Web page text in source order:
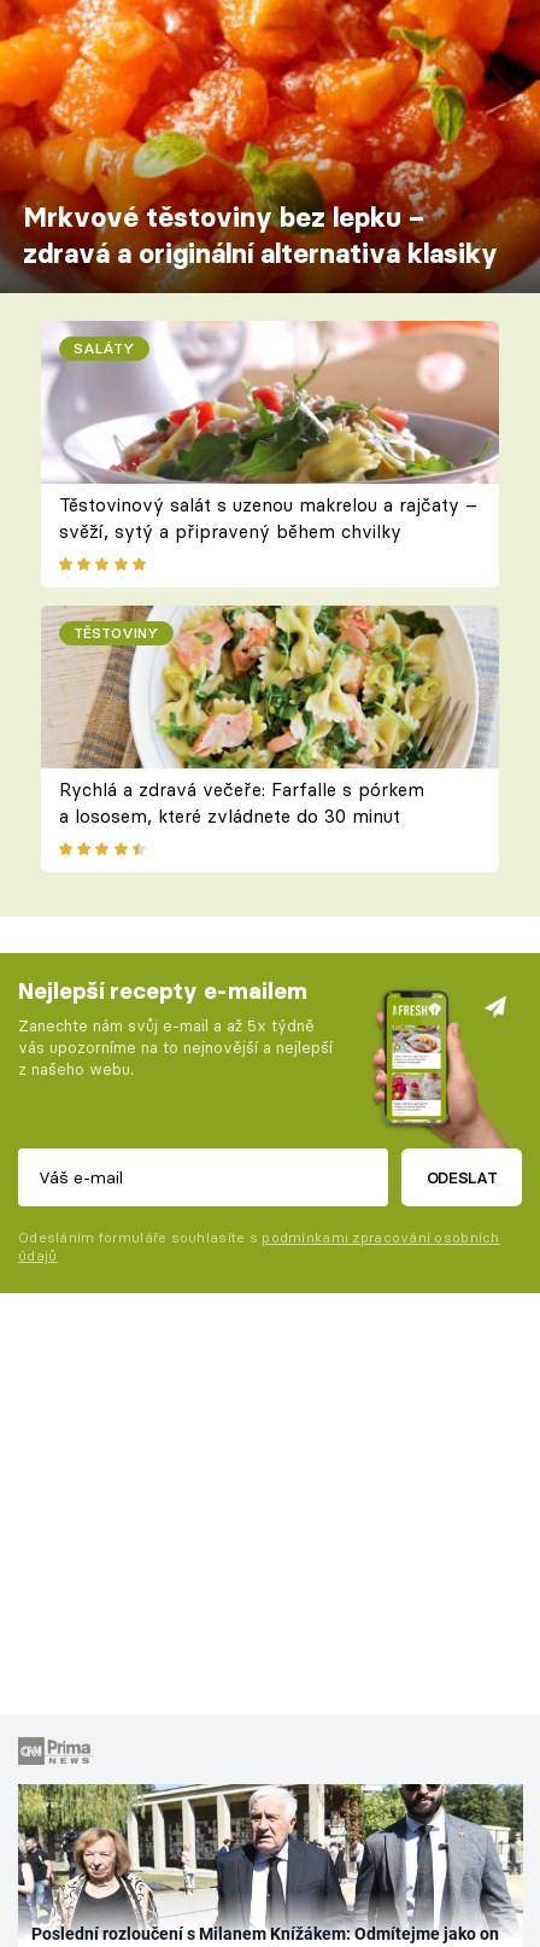
Mrkvové těstoviny bez lepku –
zdravá a originální alternativa klasiky
SALÁTY
Těstovinový salát s uzenou makrelou a rajčaty –
svěží, sytý a připravený během chvilky
TĚSTOVINY
Rychlá a zdravá večeře: Farfalle s pórkem
a lososem, které zvládnete do 30 minut
Nejlepší recepty e-mailem
Zanechte nám svůj e-mail a až 5x týdně
vás upozorníme na to nejnovější a nejlepší
z našeho webu.
ODESLAT
Odesláním formuláře souhlasíte s podmínkami zpracování osobních
údajů
Poslední rozloučení s Milanem Knížákem: Odmítejme jako on